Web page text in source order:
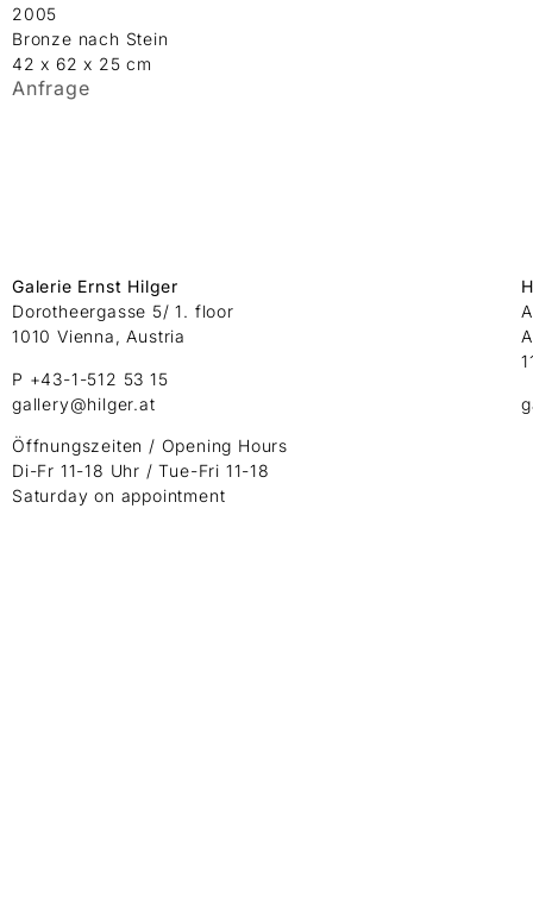
2005
Bronze nach Stein
42 x 62 x 25 cm
Anfrage
Galerie Ernst Hilger
Dorotheergasse 5/ 1. floor
1010 Vienna, Austria
P +43-1-512 53 15
gallery@hilger.at
Öffnungszeiten / Opening Hours
Di-Fr 11-18 Uhr / Tue-Fri 11-18
Saturday on appointment